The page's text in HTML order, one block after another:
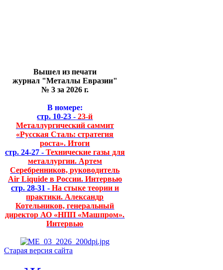
Вышел из печати
журнал "Металлы Евразии"
№ 3 за 2026 г.
В номере:
стр. 10-23 - 23-й
Металлургический саммит
«Русская Сталь: стратегия
роста». Итоги
стр. 24-27 - Технические газы для
металлургии. Артем
Серебренников, руководитель
Air Liquide в России. Интервью
стр. 28-31 - На стыке теории и
практики. Александр
Котельников, генеральный
директор АО «НПП «Машпром».
Интервью
Старая версия сайта